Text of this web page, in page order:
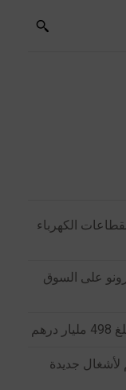
الكهرباء
على السوق
ملايين درهم لأشغال جديدة